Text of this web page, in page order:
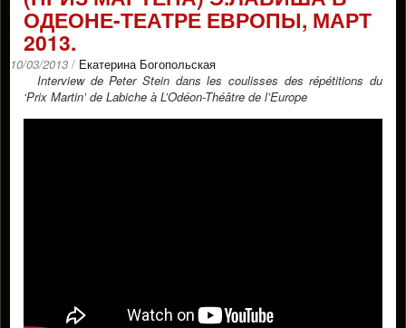
ОДЕОНЕ-ТЕАТРЕ ЕВРОПЫ, МАРТ
2013.
10/03/2013 / Екатерина Богопольская
Interview de Peter Stein dans les coulisses des répétitions du
‘Prix Martin’ de Labiche à L’Odéon-Théâtre de l’Europe